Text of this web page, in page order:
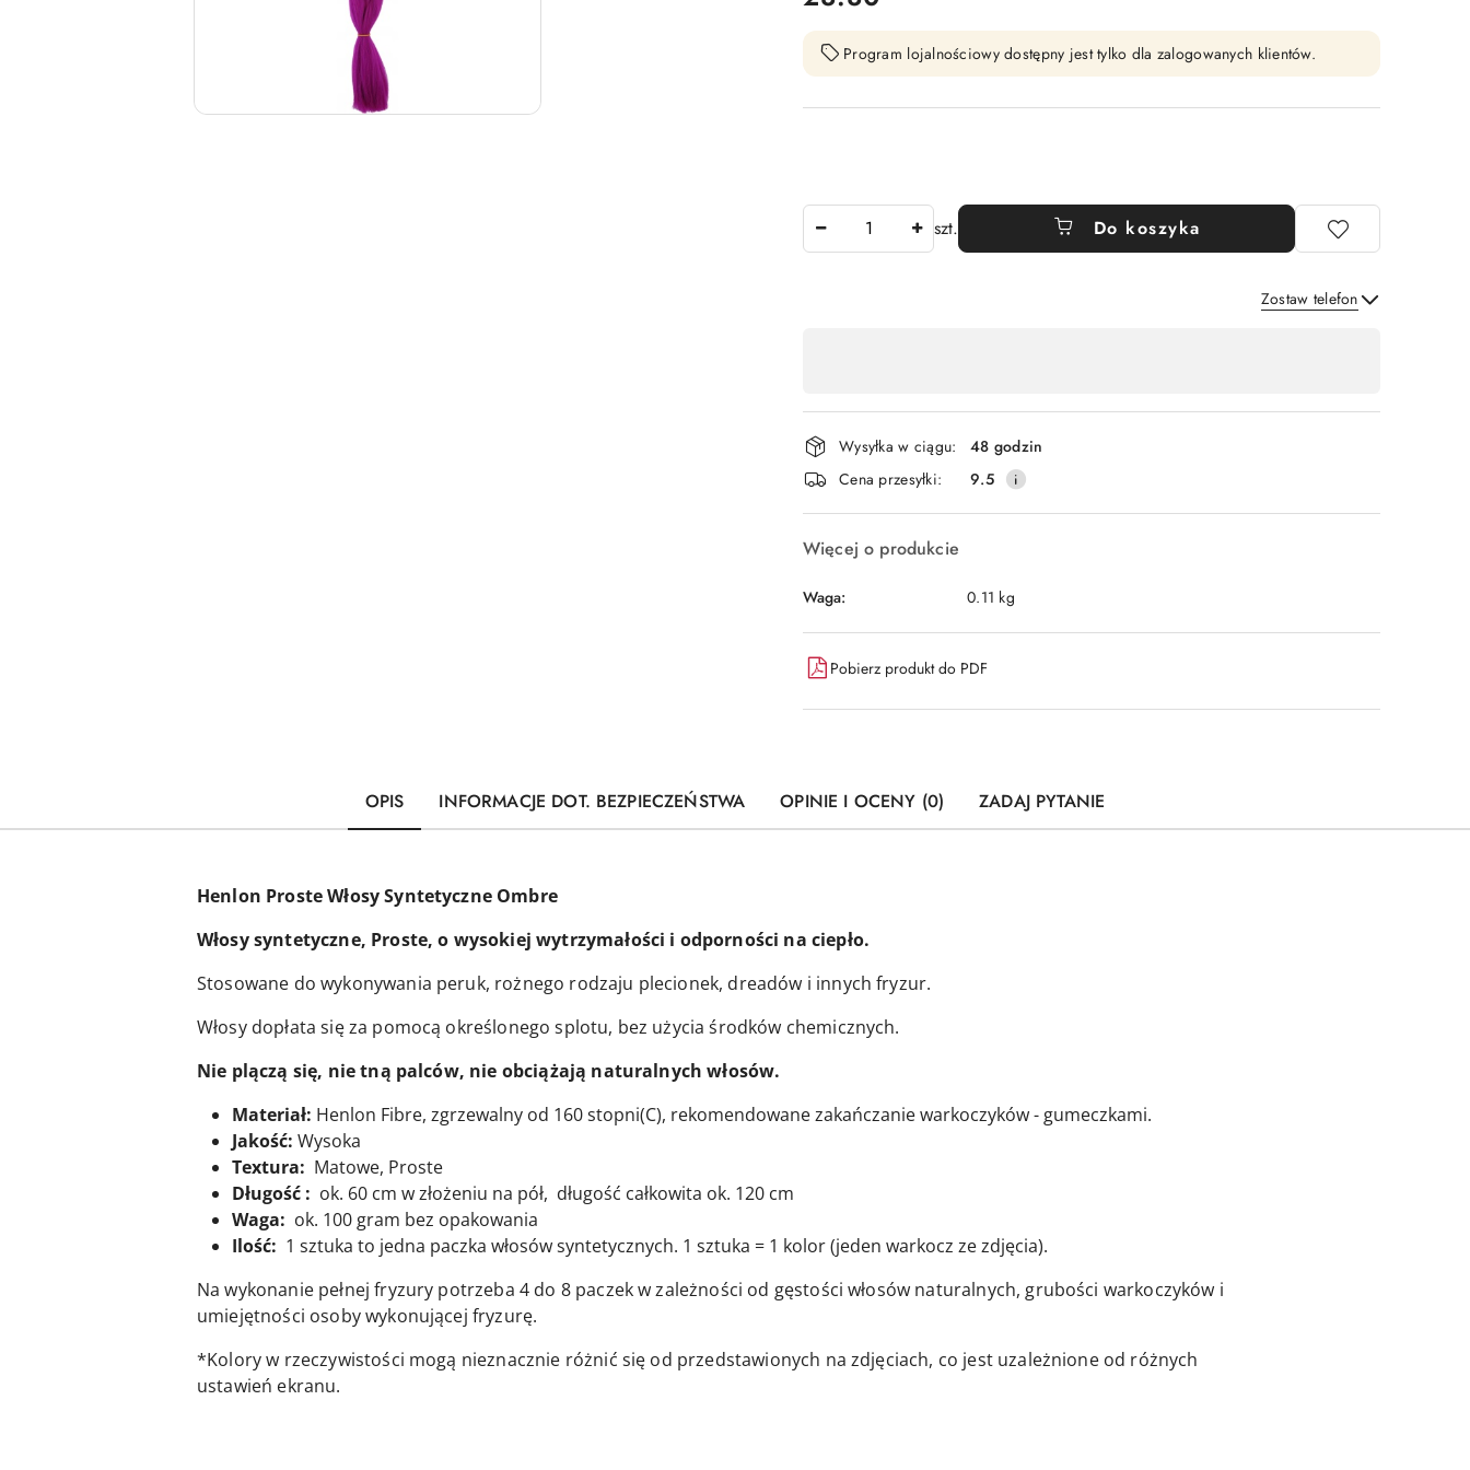
Program lojalnościowy dostępny jest tylko dla zalogowanych klientów.
szt. Do koszyka
Zostaw telefon
płatność
i
dostawa
Wysyłka w ciągu:
48 godzin
Cena przesyłki:
9.5
Więcej o produkcie
Waga: 0.11 kg
Pobierz produkt do PDF
OPIS INFORMACJE DOT. BEZPIECZEŃSTWA OPINIE I OCENY (0) ZADAJ PYTANIE
Henlon Proste Włosy Syntetyczne Ombre
Włosy syntetyczne, Proste, o wysokiej wytrzymałości i odporności na ciepło.
Stosowane do wykonywania peruk, rożnego rodzaju plecionek, dreadów i innych fryzur.
Włosy dopłata się za pomocą określonego splotu, bez użycia środków chemicznych.
Nie plączą się, nie tną palców, nie obciążają naturalnych włosów.
Materiał: Henlon Fibre, zgrzewalny od 160 stopni(C), rekomendowane zakańczanie warkoczyków - gumeczkami.
Jakość: Wysoka
Textura: Matowe, Proste
Długość : ok. 60 cm w złożeniu na pół, długość całkowita ok. 120 cm
Waga: ok. 100 gram bez opakowania
Ilość: 1 sztuka to jedna paczka włosów syntetycznych. 1 sztuka = 1 kolor (jeden warkocz ze zdjęcia).
Na wykonanie pełnej fryzury potrzeba 4 do 8 paczek w zależności od gęstości włosów naturalnych, grubości warkoczyków i
umiejętności osoby wykonującej fryzurę.
*Kolory w rzeczywistości mogą nieznacznie różnić się od przedstawionych na zdjęciach, co jest uzależnione od różnych
ustawień ekranu.